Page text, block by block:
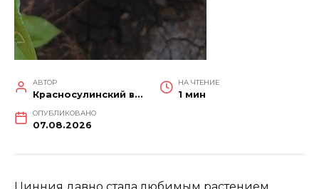
АВТОР
Красносулинский вестник
НА ЧТЕНИЕ
1 мин
ОПУБЛИКОВАНО
07.08.2026